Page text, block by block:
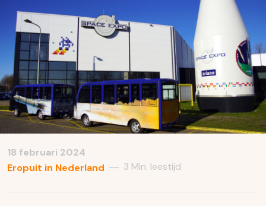
18 februari 2024
Eropuit in Nederland — 3 Min. leestijd